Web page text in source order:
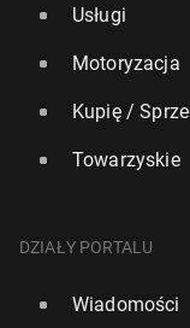
Usługi
Motoryzacja
Kupię /
Towarzyskie
DZIAŁY PORTALU
Wiadomości